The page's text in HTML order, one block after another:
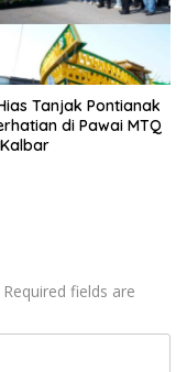
Tanjak Pontianak
di Pawai MTQ
Required fields are